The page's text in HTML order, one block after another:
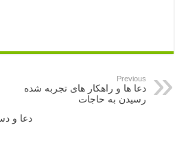
Previous
دعا ها و راهکار های تجربه شده
رسیدن به حاجات
دعا و